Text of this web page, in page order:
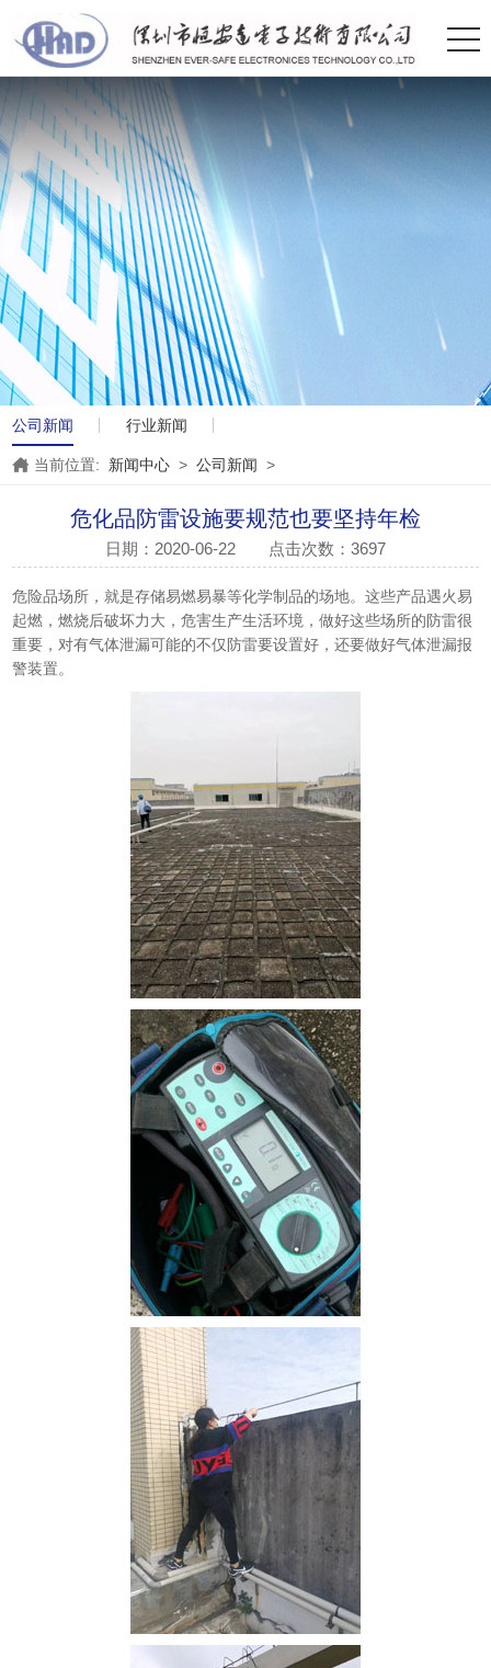
公司新闻 行业新闻
当前位置: 新闻中心 > 公司新闻 >
危化品防雷设施要规范也要坚持年检
日期：2020-06-22 点击次数：3697
危险品场所，就是存储易燃易暴等化学制品的场地。这些产品遇火易
起燃，燃烧后破坏力大，危害生产生活环境，做好这些场所的防雷很
重要，对有气体泄漏可能的不仅防雷要设置好，还要做好气体泄漏报
警装置。